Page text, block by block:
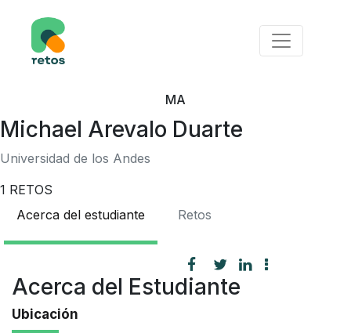
MA
Michael Arevalo Duarte
Universidad de los Andes
1 RETOS
Acerca del estudiante
Retos
Acerca del Estudiante
Ubicación